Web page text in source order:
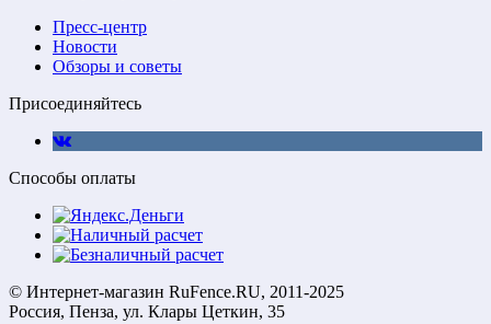
Пресс-центр
Новости
Обзоры и советы
Присоединяйтесь
Способы оплаты
© Интернет-магазин RuFence.RU, 2011-2025
Россия, Пенза, ул. Клары Цеткин, 35